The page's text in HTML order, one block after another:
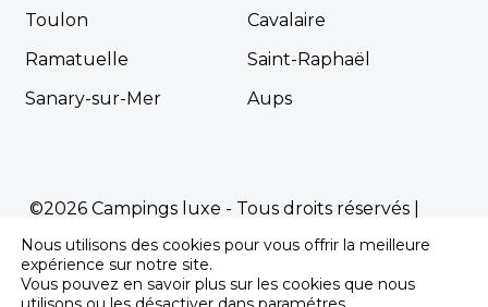
Toulon
Cavalaire
Ramatuelle
Saint-Raphaël
Sanary-sur-Mer
Aups
©2026 Campings luxe - Tous droits réservés |
Propulsé parPremière.Page
pour les campings
Nous utilisons des cookies pour vous offrir la meilleure
expérience sur notre site.
Vous pouvez en savoir plus sur les cookies que nous